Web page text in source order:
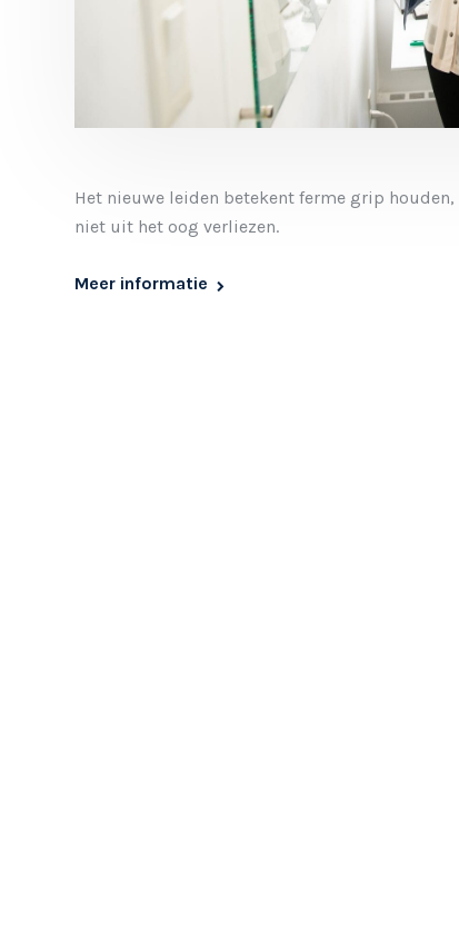
Het nieuwe leiden betekent ferme grip
niet uit het oog verliezen.
Meer informatie